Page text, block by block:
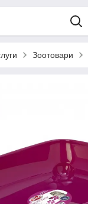
Зоотовари